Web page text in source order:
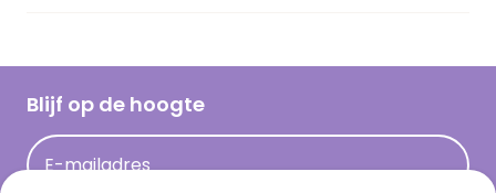
Hallmark Kaartclub
Acties
Cadeau inspiratie
Kaartinspiratie
Blijf op de hoogte
E-mailadres